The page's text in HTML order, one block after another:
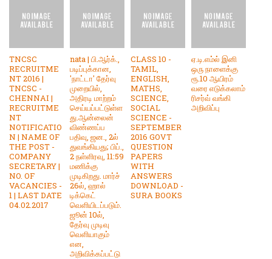
TNCSC
RECRUITME
NT 2016 |
TNCSC -
CHENNAI |
RECRUITME
NT
NOTIFICATIO
N | NAME OF
THE POST -
COMPANY
SECRETARY |
NO. OF
VACANCIES -
1 | LAST DATE
04.02.2017
nata | பி.ஆர்க்.,
படிப்புக்கான,
'நாட்டா' தேர்வு
முறையில்,
அதிரடி மாற்றம்
செய்யப்பட்டுள்ள
து.ஆன்லைன்
விண்ணப்ப
பதிவு, ஜன., 2ல்
துவங்கியது; பிப்.,
2 நள்ளிரவு, 11:59
மணிக்கு
முடிகிறது. மார்ச்
26ல், ஹால்
டிக்கெட்
வெளியிடப்படும்.
ஜூன் 10ல்,
தேர்வு முடிவு
வெளியாகும்
என,
அறிவிக்கப்பட்டு
CLASS 10 -
TAMIL,
ENGLISH,
MATHS,
SCIENCE,
SOCIAL
SCIENCE -
SEPTEMBER
2016 GOVT
QUESTION
PAPERS
WITH
ANSWERS
DOWNLOAD -
SURA BOOKS
ஏ.டி.எம்ல் இனி
ஒரு நாளைக்கு
ரூ.10 ஆயிரம்
வரை எடுக்கலாம்
ரிசர்வ் வங்கி
அறிவிப்பு